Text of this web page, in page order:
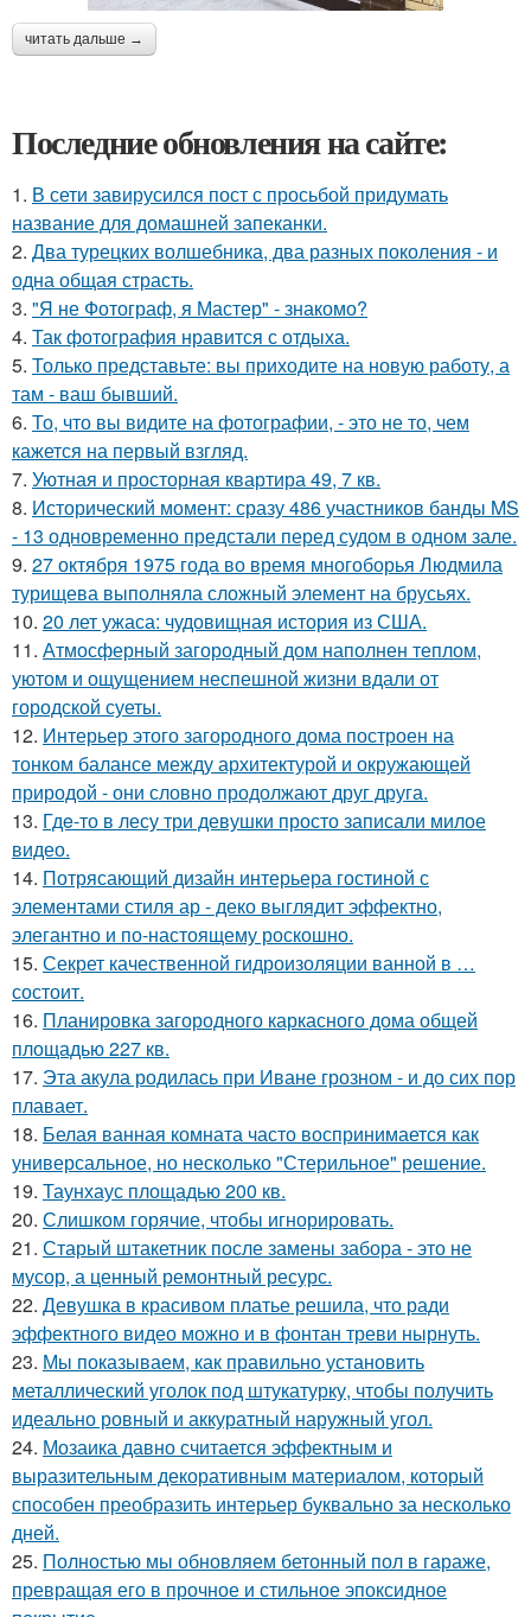
читать дальше →
Последние обновления на сайте:
1. В сети завирусился пост с просьбой придумать
название для домашней запеканки.
2. Два турецких волшебника, два разных поколения - и
одна общая страсть.
3. "Я не Фотограф, я Мастер" - знакомо?
4. Так фотография нравится с отдыха.
5. Только представьте: вы приходите на новую работу, а
там - ваш бывший.
6. То, что вы видите на фотографии, - это не то, чем
кажется на первый взгляд.
7. Уютная и просторная квартира 49, 7 кв.
8. Исторический момент: сразу 486 участников банды MS
- 13 одновременно предстали перед судом в одном зале.
9. 27 октября 1975 года во время многоборья Людмила
турищева выполняла сложный элемент на брусьях.
10. 20 лет ужаса: чудовищная история из США.
11. Атмосферный загородный дом наполнен теплом,
уютом и ощущением неспешной жизни вдали от
городской суеты.
12. Интерьер этого загородного дома построен на
тонком балансе между архитектурой и окружающей
природой - они словно продолжают друг друга.
13. Гдe-то в лесу три девушки просто записали милое
видео.
14. Потрясающий дизайн интерьера гостиной с
элементами стиля ар - деко выглядит эффектно,
элегантно и по-настоящему роскошно.
15. Секрет качественной гидроизоляции ванной в …
состоит.
16. Планировка загородного каркасного дома общей
площадью 227 кв.
17. Эта акула родилась при Иване грозном - и до сих пор
плавает.
18. Белая ванная комната часто воспринимается как
универсальное, но несколько "Стерильное" решение.
19. Таунхаус площадью 200 кв.
20. Слишком горячие, чтобы игнорировать.
21. Старый штакетник после замены забора - это не
мусор, а ценный ремонтный ресурс.
22. Девушка в красивом платье решила, что ради
эффектного видео можно и в фонтан треви нырнуть.
23. Мы показываем, как правильно установить
металлический уголок под штукатурку, чтобы получить
идеально ровный и аккуратный наружный угол.
24. Мозаика давно считается эффектным и
выразительным декоративным материалом, который
способен преобразить интерьер буквально за несколько
дней.
25. Полностью мы обновляем бетонный пол в гараже,
превращая его в прочное и стильное эпоксидное